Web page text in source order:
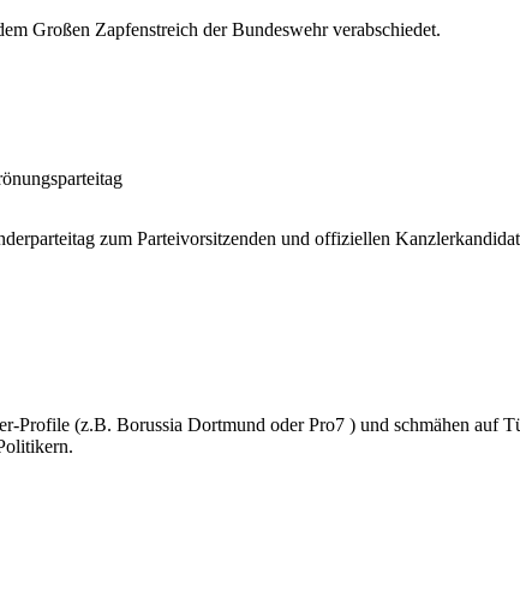
Großen Zapfenstreich der Bundeswehr verabschiedet.
zum Parteivorsitzenden und offiziellen
Profile (z.B. Borussia Dortmund oder Pro7 ) und schmähen auf